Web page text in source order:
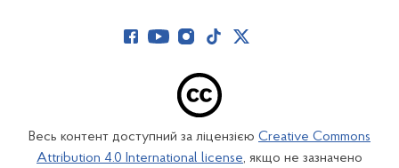
Весь контент доступний за ліцензією Creative Commons
Attribution 4.0 International license, якщо не зазначено